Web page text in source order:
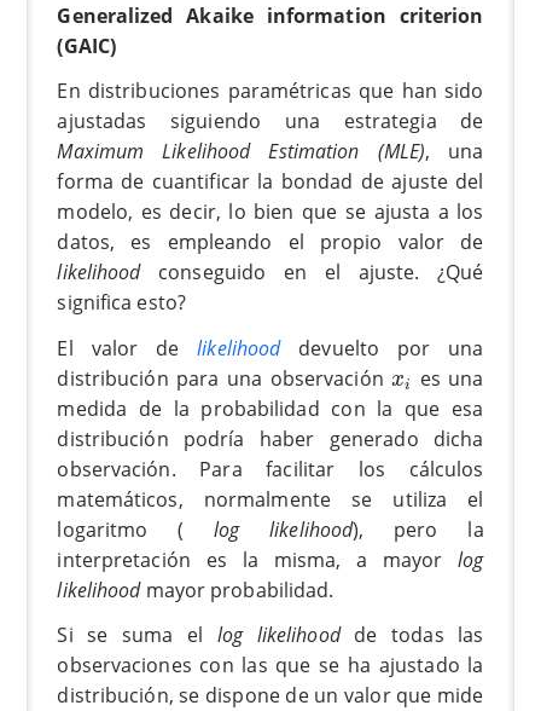
Generalized Akaike information criterion
(GAIC)
En distribuciones paramétricas que han sido
ajustadas siguiendo una estrategia de
Maximum Likelihood Estimation (MLE), una
forma de cuantificar la bondad de ajuste del
modelo, es decir, lo bien que se ajusta a los
datos, es empleando el propio valor de
likelihoodconseguido en el ajuste. ¿Qué
significa esto?
El valor delikelihooddevuelto por una
distribución para una observaciónxi
xi es una
medida de la probabilidad con la que esa
distribución podría haber generado dicha
observación. Para facilitar los cálculos
matemáticos, normalmente se utiliza el
logaritmo (log likelihood), pero la
interpretación es la misma, a mayorlog
likelihoodmayor probabilidad.
Si se suma el log likelihoodde todas las
observaciones con las que se ha ajustado la
distribución, se dispone de un valor que mide